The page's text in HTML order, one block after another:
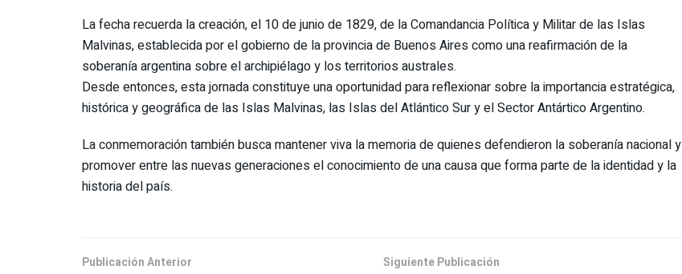
La fecha recuerda la creación, el 10 de junio de 1829, de la Comandancia Política y Militar de las Islas
Malvinas, establecida por el gobierno de la provincia de Buenos Aires como una reafirmación de la
soberanía argentina sobre el archipiélago y los territorios australes.
Desde entonces, esta jornada constituye una oportunidad para reflexionar sobre la importancia estratégica,
histórica y geográfica de las Islas Malvinas, las Islas del Atlántico Sur y el Sector Antártico Argentino.
La conmemoración también busca mantener viva la memoria de quienes defendieron la soberanía nacional y
promover entre las nuevas generaciones el conocimiento de una causa que forma parte de la identidad y la
historia del país.
Publicación Anterior Siguiente Publicación